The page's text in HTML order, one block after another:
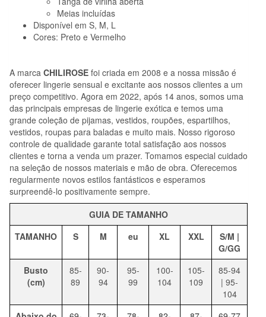
Meias incluídas
Disponível em S, M, L
Cores: Preto e Vermelho
A marca CHILIROSE foi criada em 2008 e a nossa missão é
oferecer lingerie sensual e excitante aos nossos clientes a um
preço competitivo. Agora em 2022, após 14 anos, somos uma
das principais empresas de lingerie exótica e temos uma
grande coleção de pijamas, vestidos, roupões, espartilhos,
vestidos, roupas para baladas e muito mais. Nosso rigoroso
controle de qualidade garante total satisfação aos nossos
clientes e torna a venda um prazer. Tomamos especial cuidado
na seleção de nossos materiais e mão de obra. Oferecemos
regularmente novos estilos fantásticos e esperamos
surpreendê-lo positivamente sempre.
GUIA DE TAMANHO
TAMANHO
S M eu XL XXL
S/M |
G/GG
Busto
(cm)
85-
89
90-
94
95-
99
100-
104
105-
109
85-94
| 95-
104